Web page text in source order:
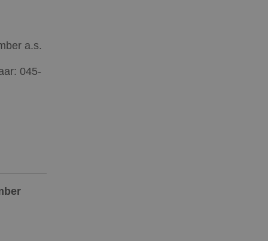
a.s.
045-